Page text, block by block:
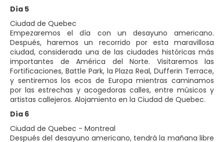
Día 5
Ciudad de Quebec
Empezaremos el día con un desayuno americano.
Después, haremos un recorrido por esta maravillosa
ciudad, considerada una de las ciudades históricas más
importantes de América del Norte. Visitaremos las
Fortificaciones, Battle Park, la Plaza Real, Dufferin Terrace,
y sentiremos los ecos de Europa mientras caminamos
por las estrechas y acogedoras calles, entre músicos y
artistas callejeros. Alojamiento en la Ciudad de Quebec.
Día 6
Ciudad de Quebec - Montreal
Después del desayuno americano, tendrá la mañana libre